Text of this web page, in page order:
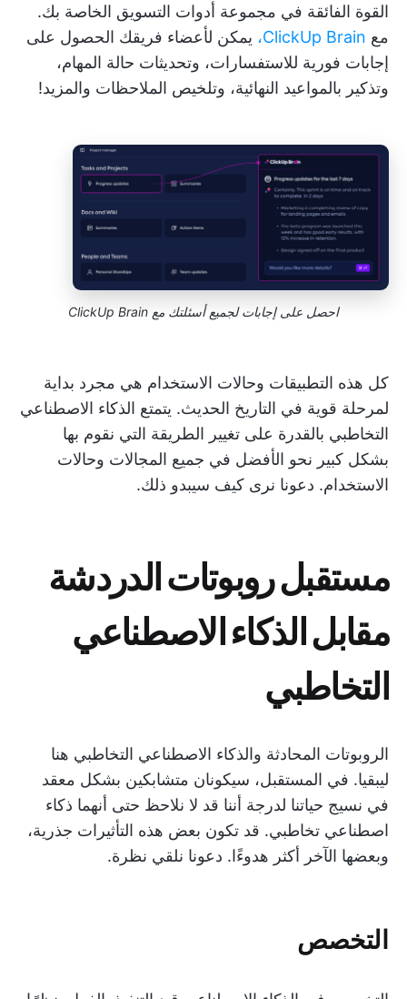
القوة الفائقة في مجموعة أدوات التسويق الخاصة بك.
مع ClickUp Brain،
يمكن لأعضاء فريقك الحصول على
إجابات فورية للاستفسارات، وتحديثات حالة المهام،
وتذكير بالمواعيد النهائية، وتلخيص الملاحظات والمزيد!
احصل على إجابات لجميع أسئلتك مع ClickUp Brain
كل هذه التطبيقات وحالات الاستخدام هي مجرد بداية
لمرحلة قوية في التاريخ الحديث. يتمتع الذكاء الاصطناعي
التخاطبي بالقدرة على تغيير الطريقة التي نقوم بها
بشكل كبير نحو الأفضل في جميع المجالات وحالات
الاستخدام. دعونا نرى كيف سيبدو ذلك.
مستقبل روبوتات الدردشة
مقابل الذكاء الاصطناعي
التخاطبي
الروبوتات المحادثة والذكاء الاصطناعي التخاطبي هنا
ليبقيا. في المستقبل، سيكونان متشابكين بشكل معقد
في نسيج حياتنا لدرجة أننا قد لا نلاحظ حتى أنهما ذكاء
اصطناعي تخاطبي. قد تكون بعض هذه التأثيرات جذرية،
وبعضها الآخر أكثر هدوءًا. دعونا نلقي نظرة.
التخصص